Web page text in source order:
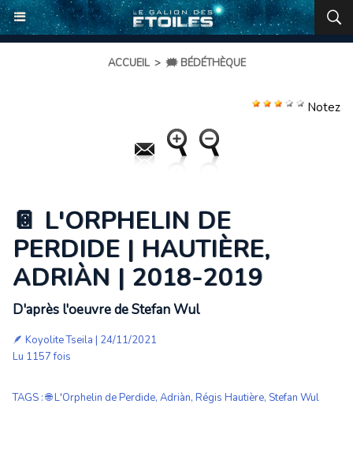
ACCUEIL > 🗯️ BÉDÉTHÈQUE
Notez
📔 L'ORPHELIN DE
PERDIDE | HAUTIÈRE,
ADRIÀN | 2018-2019
D'après l'oeuvre de Stefan Wul
🪶 Koyolite Tseila | 24/11/2021
Lu 1157 fois
TAGS :🌐 L'Orphelin de Perdide, Adriàn, Régis Hautière, Stefan Wul